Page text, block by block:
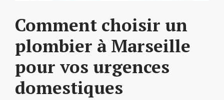
Comment choisir un
plombier à Marseille
pour vos urgences
domestiques